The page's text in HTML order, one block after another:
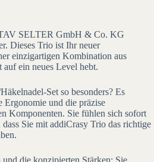
SELTER GmbH & Co. KG
Dieses Trio ist Ihr neuer
einzigartigen Kombination aus
ein neues Level hebt.
Set so besonders? Es
Ergonomie und die präzise
Komponenten. Sie fühlen sich sofort
Sie mit addiCrasy Trio das richtige